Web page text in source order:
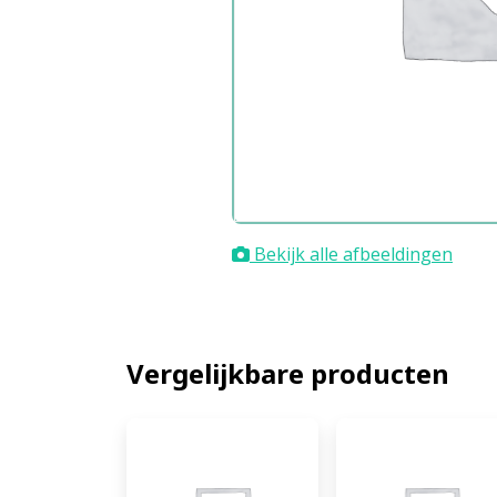
Bekijk alle afbeeldingen
Vergelijkbare producten